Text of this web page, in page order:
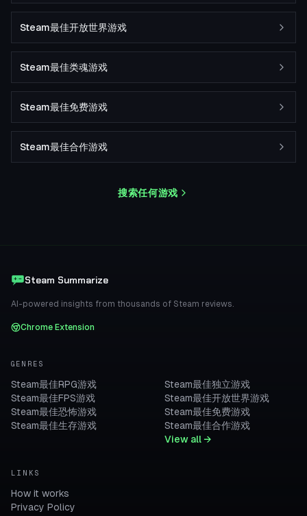
Steam最佳开放世界游戏
Steam最佳类魂游戏
Steam最佳免费游戏
Steam最佳合作游戏
搜索任何游戏
Steam Summarize
AI-powered insights from thousands of Steam reviews.
Chrome Extension
GENRES
Steam最佳RPG游戏
Steam最佳FPS游戏
Steam最佳恐怖游戏
Steam最佳生存游戏
Steam最佳独立游戏
Steam最佳开放世界游戏
Steam最佳免费游戏
Steam最佳合作游戏
View all →
LINKS
How it works
Privacy Policy